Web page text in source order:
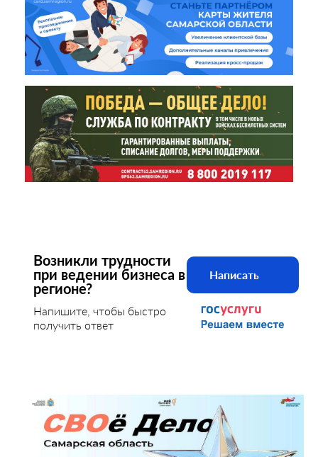
Возникли трудности
при ведении бизнеса в
регионе?
Напишите, чтобы быстро
получить ответ
Написать